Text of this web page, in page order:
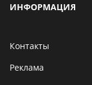
ИНФОРМАЦИЯ
Контакты
Реклама